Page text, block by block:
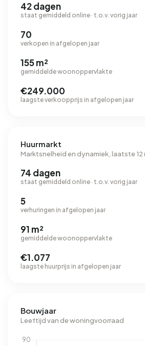
42 dagen
staat gemiddeld online · t.o.v. vorig jaar
70
verkopen in afgelopen jaar
155 m²
gemiddelde woonoppervlakte
€249.000
laagste verkoopprijs in afgelopen jaar
Huurmarkt
Marktsnelheid en dynamiek, laatste 12
74 dagen
staat gemiddeld online · t.o.v. vorig jaar
5
verhuringen in afgelopen jaar
91 m²
gemiddelde woonoppervlakte
€1.077
laagste huurprijs in afgelopen jaar
Bouwjaar
Leeftijd van de woningvoorraad